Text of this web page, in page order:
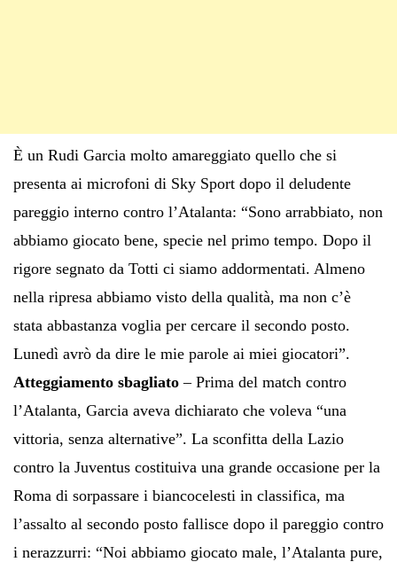
È un Rudi Garcia molto amareggiato quello che si
presenta ai microfoni di Sky Sport dopo il deludente
pareggio interno contro l’Atalanta: “Sono arrabbiato, non
abbiamo giocato bene, specie nel primo tempo. Dopo il
rigore segnato da Totti ci siamo addormentati. Almeno
nella ripresa abbiamo visto della qualità, ma non c’è
stata abbastanza voglia per cercare il secondo posto.
Lunedì avrò da dire le mie parole ai miei giocatori”.
Atteggiamento sbagliato – Prima del match contro
l’Atalanta, Garcia aveva dichiarato che voleva “una
vittoria, senza alternative”. La sconfitta della Lazio
contro la Juventus costituiva una grande occasione per la
Roma di sorpassare i biancocelesti in classifica, ma
l’assalto al secondo posto fallisce dopo il pareggio contro
i nerazzurri: “Noi abbiamo giocato male, l’Atalanta pure,